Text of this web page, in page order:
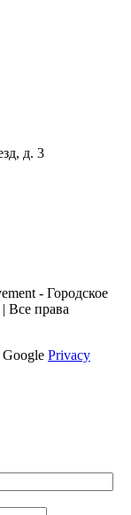
д. 3
- Городское
| Все права
Privacy